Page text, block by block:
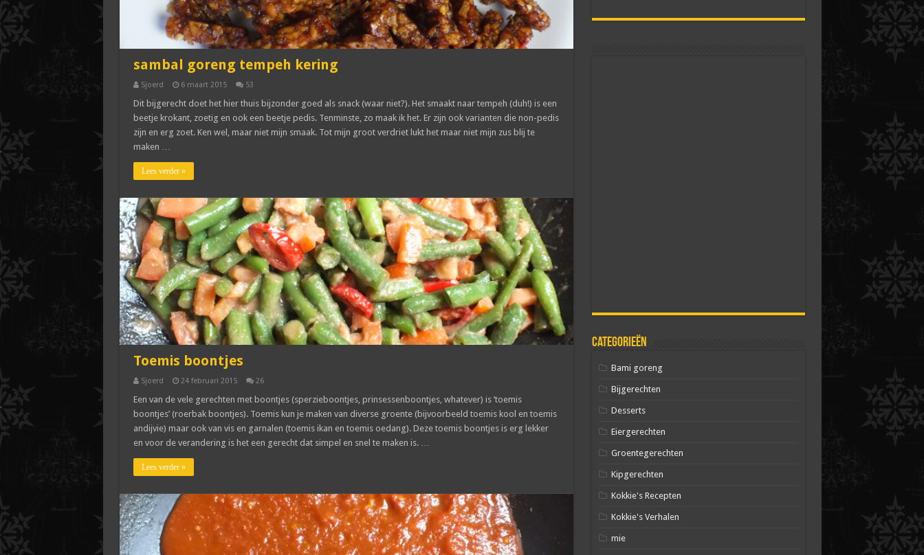
sambal goreng tempeh kering
Sjoerd 6 maart 2015 53
Dit bijgerecht doet het hier thuis bijzonder goed als snack (waar niet?). Het smaakt naar tempeh (duh!) is een
beetje krokant, zoetig en ook een beetje pedis. Tenminste, zo maak ik het. Er zijn ook varianten die non-pedis
zijn en erg zoet. Ken wel, maar niet mijn smaak. Tot mijn groot verdriet lukt het maar niet mijn zus blij te
maken …
Lees verder »
Toemis boontjes
Sjoerd 24 februari 2015 26
Een van de vele gerechten met boontjes (sperzieboontjes, prinsessenboontjes, whatever) is ’toemis
boontjes’ (roerbak boontjes). Toemis kun je maken van diverse groente (bijvoorbeeld toemis kool en toemis
andijvie) maar ook van vis en garnalen (toemis ikan en toemis oedang). Deze toemis boontjes is erg lekker
en voor de verandering is het een gerecht dat simpel en snel te maken is. …
Lees verder »
Categorieën
Bami goreng
Bijgerechten
Desserts
Eiergerechten
Groentegerechten
Kipgerechten
Kokkie's Recepten
Kokkie's Verhalen
mie